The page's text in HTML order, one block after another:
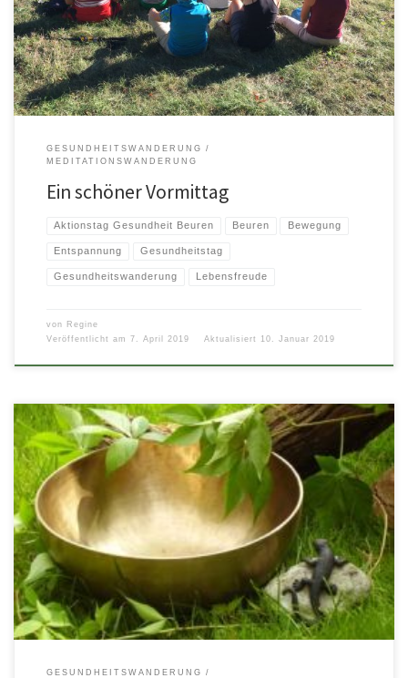
Bewegung. Lassen Sie uns 2 Stunden […]
GESUNDHEITSWANDERUNG
MEDITATIONSWANDERUNG
Ein schöner Vormittag
Aktionstag Gesundheit Beuren Beuren Bewegung
Entspannung Gesundheitstag
Gesundheitswanderung Lebensfreude
von Regine
Veröffentlicht am 7. April 2019 Aktualisiert 10. Januar 2019
Entspannung mit und in der Natur! Lassen Sie sich entführen zu einer ganz
besonderen Gesundheitswanderung ab Neuffen. Wir wandern auf […]
GESUNDHEITSWANDERUNG